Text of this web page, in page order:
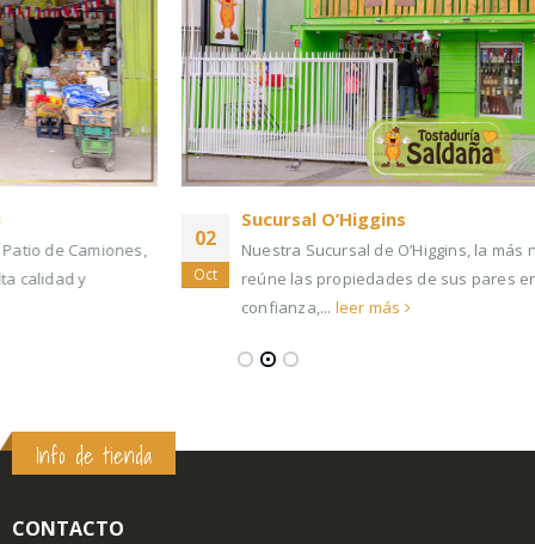
Oct
Nuestra Sucursal de O’Higgins, la más nueva de todas,
reúne las propiedades de sus pares en calidad y
Info de tienda
CONTACTO